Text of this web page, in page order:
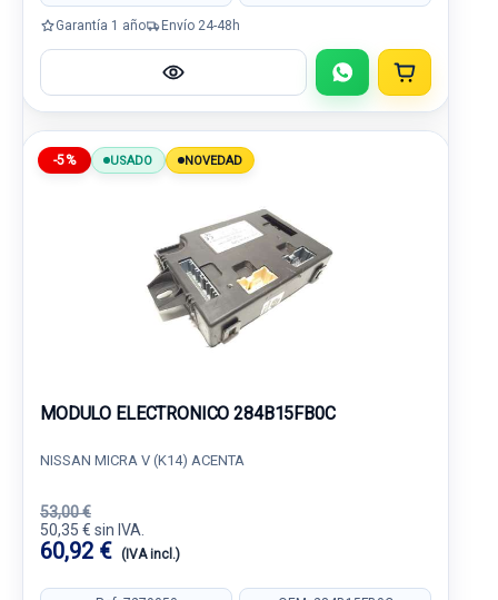
Garantía 1 año Envío 24-48h
-5% USADO NOVEDAD
MODULO ELECTRONICO 284B15FB0C
NISSAN MICRA V (K14) ACENTA
53,00 €
50,35 € sin IVA.
60,92 € (IVA incl.)